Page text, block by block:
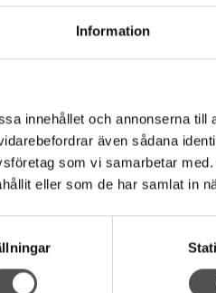
Information
innehållet och annonserna till
även sådana
som vi samarbetar
eller som de har samlat in
Hobby Gift
Hobby Gift Create
Pincett 15 cm
Klassisk design
Smal vinklad spets